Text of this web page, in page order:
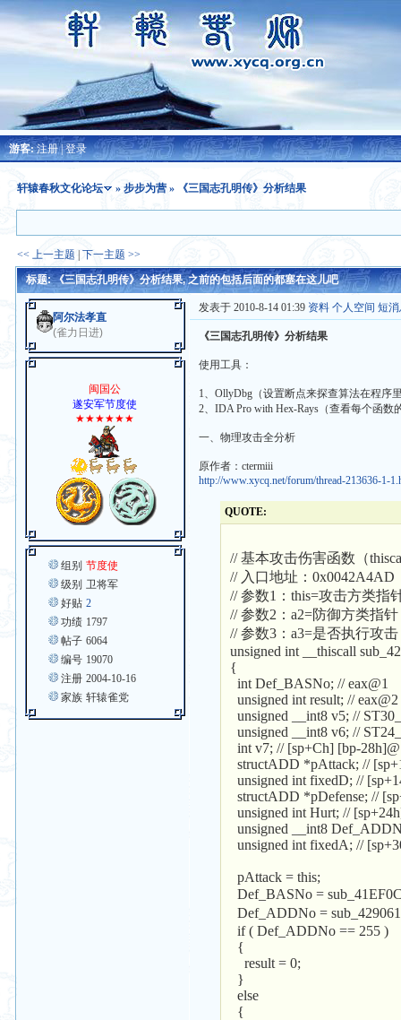
游客:注册|登录
轩辕春秋文化论坛 »步步为营 » 《三国志孔明传》分析结果
<< 上一主题 |下一主题 >>
标题: 《三国志孔明传》分析结果, 之前的包括后面的都塞在这儿吧
阿尔法孝直
(雀力日进)
闽国公
遂安军节度使
★★★★★★
组别 节度使
级别 卫将军
好贴 2
功绩 1797
帖子 6064
编号 19070
注册 2004-10-16
家族 轩辕雀党
发表于 2010-8-14 01:39 资料 个人空间 短
《三国志孔明传》分析结果
使用工具：
1、OllyDbg（设置断点来探查算法在程序
2、IDA Pro with Hex-Rays（查看每个函数
一、物理攻击全分析
原作者：ctermiii
http://www.xycq.net/forum/thread-213636-1-
QUOTE:
// 基本攻击伤害函数（
// 入口地址：0x0042A4AD
// 参数1：this=攻击方类指
// 参数2：a2=防御方类指针
// 参数3：a3=是否执行攻
unsigned int __thiscall
{
int Def_BASNo; // eax@1
unsigned int result; // eax@2
unsigned __int8 v5; //
unsigned __int8 v6; //
int v7; // [sp+Ch] [bp-
structADD *pAttack; //
unsigned int fixedD; //
structADD *pDefense; //
unsigned int Hurt; //
unsigned __int8
unsigned int fixedA; //
pAttack = this;
Def_BASNo =
Def_ADDNo =
if ( Def_ADDNo == 255 )
{
result = 0;
}
else
{